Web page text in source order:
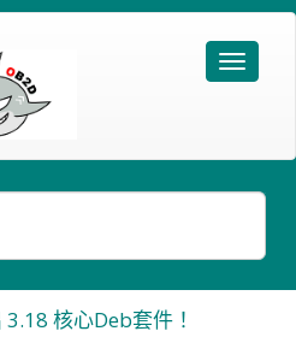
核心deb套件！